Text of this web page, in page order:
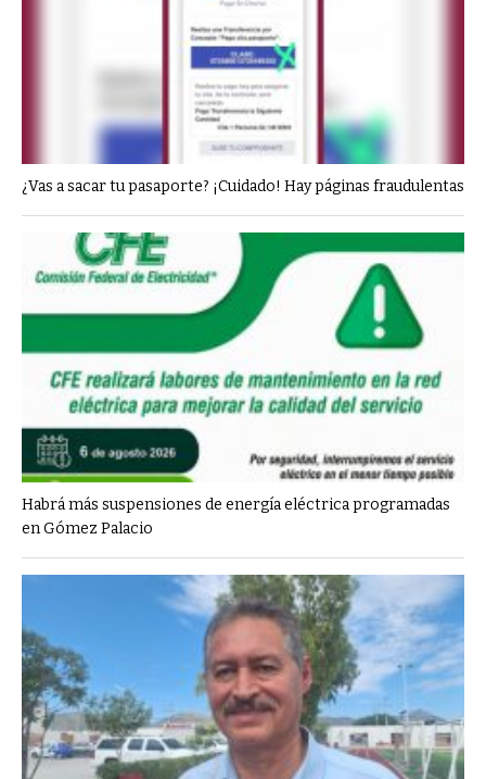
¿Vas a sacar tu pasaporte? ¡Cuidado! Hay páginas fraudulentas
Habrá más suspensiones de energía eléctrica programadas
en Gómez Palacio